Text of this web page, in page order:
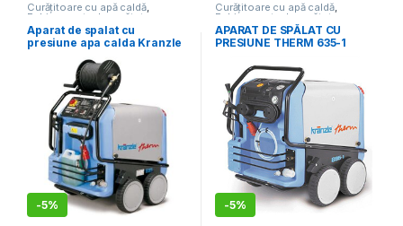
Curățitoare cu apă caldă,
Echipamente de curățat
Aparat de spalat cu
presiune apa calda Kranzle
400V~3/50Hz, 175bar
-5%
Curățitoare cu apă caldă,
Echipamente de curățat
APARAT DE SPĂLAT CU
PRESIUNE THERM 635-1
K41349
-5%